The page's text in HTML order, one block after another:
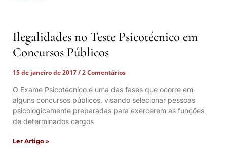
Ilegalidades no Teste Psicotécnico em
Concursos Públicos
15 de janeiro de 2017
2 Comentários
O Exame Psicotécnico é uma das fases que ocorre em
alguns concursos públicos, visando selecionar pessoas
psicologicamente preparadas para exercerem as funções
de determinados cargos
Ler Artigo »